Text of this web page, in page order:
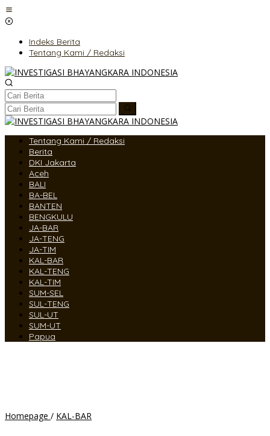
Lewati
ke
Indeks Berita
Tentang Kami / Redaksi
Tentang Kami / Redaksi
Berita
DKI Jakarta
Aceh
BALI
BA-BEL
BANTEN
BENGKULU
JA-BAR
JA-TENG
JA-TIM
KAL-BAR
KAL-TENG
KAL-TIM
SUM-SEL
SUL-TENG
SUL-UT
SUM-UT
Papua
Homepage / KAL-BAR